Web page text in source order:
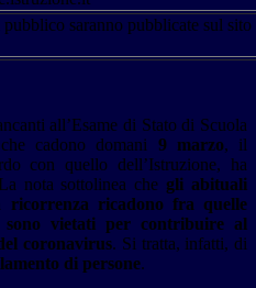
saranno pubblicate sul
all’Esame di Stato di Scuola
cadono domani 9 marzo, il
con quello dell’Istruzione, ha
nota sottolinea che gli abituali
ricorrenza ricadono fra quelle
sono vietati per contribuire al
coronavirus. Si tratta, infatti, di
di persone.